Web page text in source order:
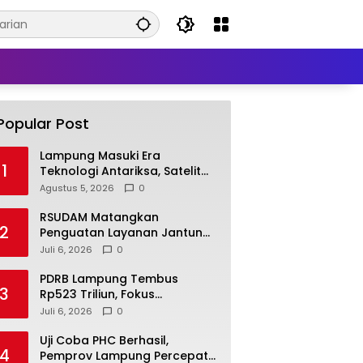
Post
1
Lampung Masuki Era
Teknologi Antariksa, Satelit
Lampung-1 Siap Dukung
Agustus 5, 2026 0
2
RSUDAM Matangkan
Penguatan Layanan Jantung,
Tingkatkan Akses dan
Juli 6, 2026 0
3
PDRB Lampung Tembus
Rp523 Triliun, Fokus
Pemerintah Kini Tekan
Juli 6, 2026 0
4
Uji Coba PHC Berhasil,
Pemprov Lampung Percepat